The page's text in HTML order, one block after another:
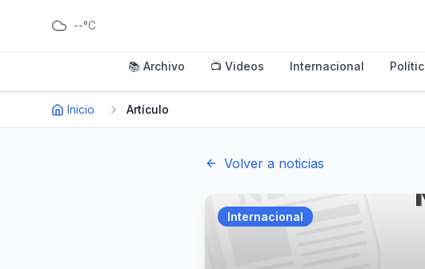
--°C
📚 Archivo 📺 Videos Internacional
Inicio Artículo
Volver a noticias
Internacional